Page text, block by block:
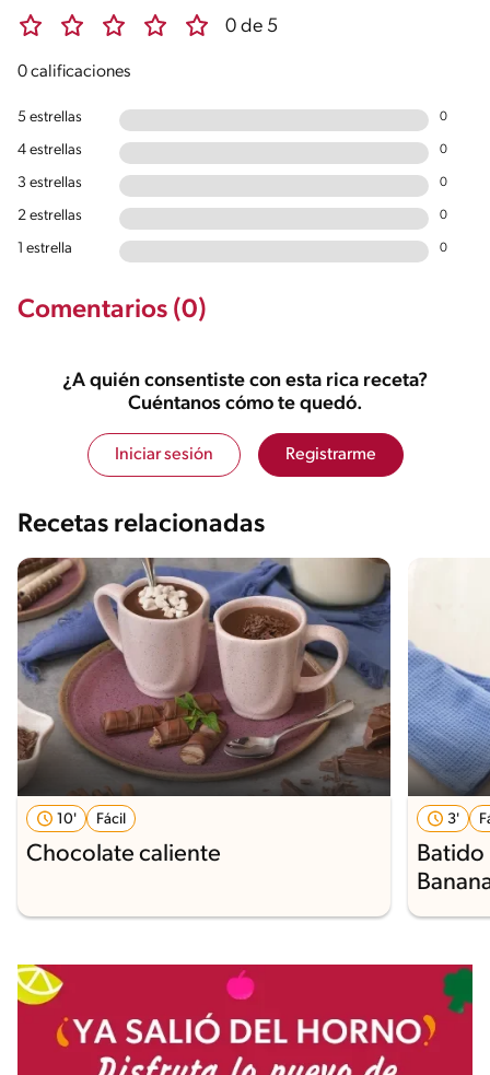
0 de 5
0 calificaciones
5 estrellas 0
4 estrellas 0
3 estrellas 0
2 estrellas 0
1 estrella 0
Comentarios (0)
¿A quién consentiste con esta rica receta?
Cuéntanos cómo te quedó.
Iniciar sesión Registrarme
Recetas relacionadas
10' Fácil
Chocolate caliente
3'
Batido